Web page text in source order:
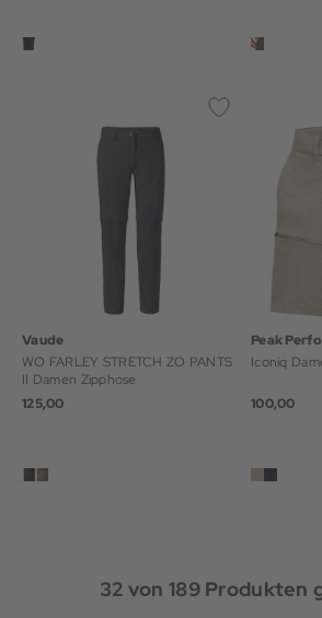
Vaude
WO FARLEY STRETCH ZO PANTS
II Damen Zipphose
125,00
Peak
Iconiq
100,00
32 von189Produkten